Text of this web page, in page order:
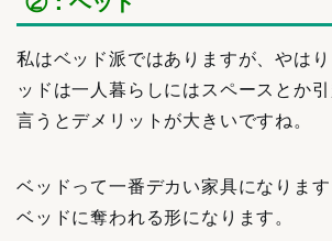
私はベッド派ではありますが、やは
ッドは一人暮らしにはスペースとか
言うとデメリットが大きいですね。
ベッドって一番デカい家具になりま
ベッドに奪われる形になります。